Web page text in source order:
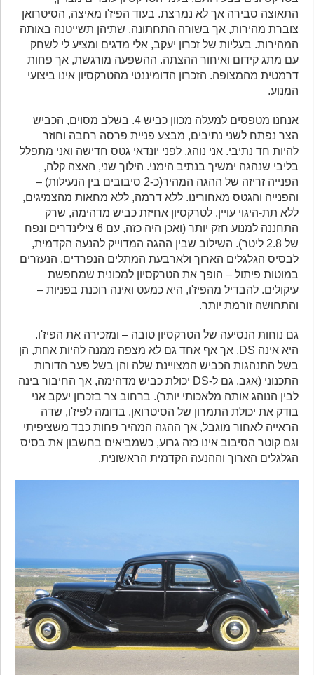
התאוצה סבירה אך לא נמרצת. בעוד הפיז'ו מאיצה, הסיטרואן
צוברת מהירות, אך בשורה התחתונה, שתיהן תשייטנה באותה
המהירות. בעליות של זכרון יעקב, אלי מדגים ומציע לי לשחק
עם מתג קידום ואיחור ההצתה. ההשפעה מורגשת, אך פחות
דרמטית מהמצופה. הזכרון הדומיננטי מהטרקסיון אינו ביצועי
המנוע.
אנחנו מטפסים למעלה מכוון כביש 4. בשלב מסוים, הכביש
הצר נפתח לשני נתיבים, מבצע פניית פרסה רחבה וחוזר
להיות חד נתיבי. אני נוהג, לפני יונדאי גטס חדישה ואני מתפלל
בליבי שנהגה ימשיך בנתיב הימני. הילוך שני, האצה קלה,
הפנייה זריזה של ההגה המהיר(כ-2 סיבובים בין הנעילות) –
והפנייה והגטס מאחורינו. ללא דרמה, ללא מחאות מהצמיגים,
ללא תת-היגוי עויין. לטרקסיון אחיזת כביש מדהימה, שרק
התחננה למנוע חזק יותר (ואכן היה כזה, עם 6 צילינדרים ונפח
של 2.8 ליטר). השילוב שבין ההגה המדוייק להנעה הקדמית,
לבסיס הגלגלים הארוך ולארבעת המתלים הנפרדים, הנעזרים
במוטות פיתול – הופך את הטרקסיון למכונית שמחפשת
עיקולים. להבדיל מהפיז'ו, היא כמעט ואינה רוכנת בפניות –
והתחושה זורמת יותר.
גם נוחות הנסיעה של הטרקסיון טובה – ומזכירה את הפיז'ו.
היא אינה DS, אך אף אחד גם לא מצפה ממנה להיות אחת, הן
בשל התנהגות הכביש המצויינת שלה והן בשל פער הדורות
התכנוני (אגב, גם ל-DS יכולת כביש מדהימה, אך החיבור בינה
לבין הנוהג אותה מלאכותי יותר). ברחוב צר בזכרון יעקב אני
בודק את יכולת התמרון של הסיטרואן. בדומה לפיז'ו, שדה
הראייה לאחור מוגבל, אך ההגה המהיר פחות כבד משציפיתי
וגם קוטר הסיבוב אינו כזה גרוע, כשמביאים בחשבון את בסיס
הגלגלים הארוך וההנעה הקדמית הראשונית.